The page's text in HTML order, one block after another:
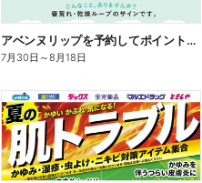
アベンヌリップを予約してポイントゲット!
7月30日 ～8月18日